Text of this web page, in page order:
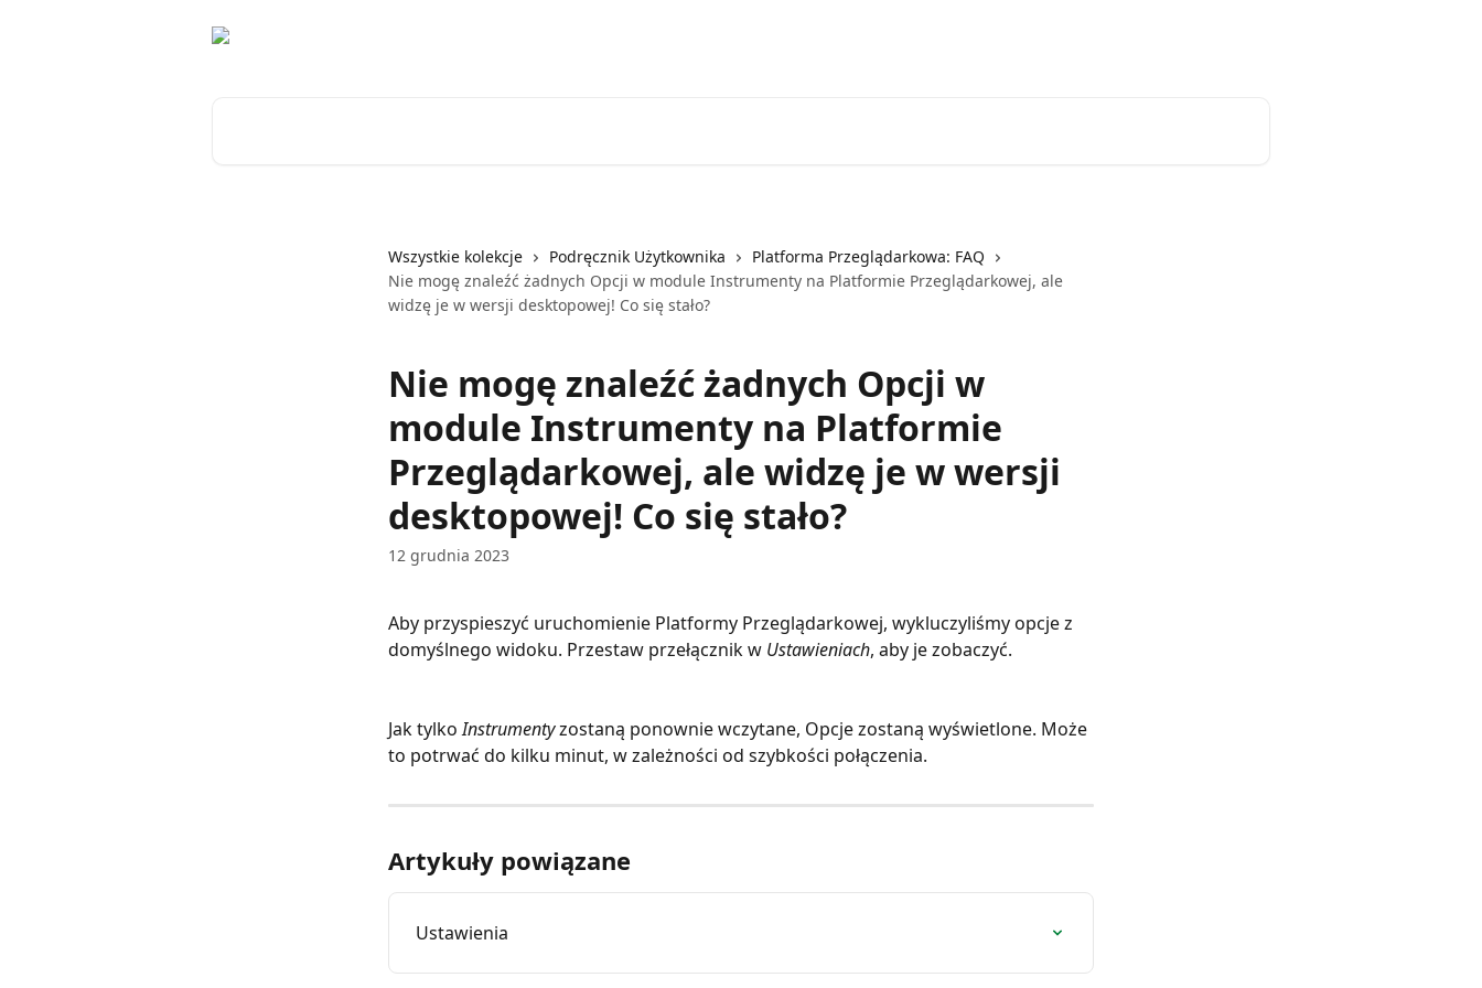
Wszystkie kolekcje Podręcznik Użytkownika
Platforma Przeglądarkowa: FAQ
Nie mogę znaleźć żadnych Opcji w module Instrumenty na Platformie Przeglądarkowej, ale
widzę je w wersji desktopowej! Co się stało?
Nie mogę znaleźć żadnych Opcji w
module Instrumenty na Platformie
Przeglądarkowej, ale widzę je w wersji
desktopowej! Co się stało?
12 grudnia 2023
Aby przyspieszyć uruchomienie Platformy Przeglądarkowej, wykluczyliśmy opcje z
domyślnego widoku. Przestaw przełącznik w Ustawieniach, aby je zobaczyć.
Jak tylko Instrumenty zostaną ponownie wczytane, Opcje zostaną wyświetlone. Może
to potrwać do kilku minut, w zależności od szybkości połączenia.
Artykuły powiązane
Ustawienia